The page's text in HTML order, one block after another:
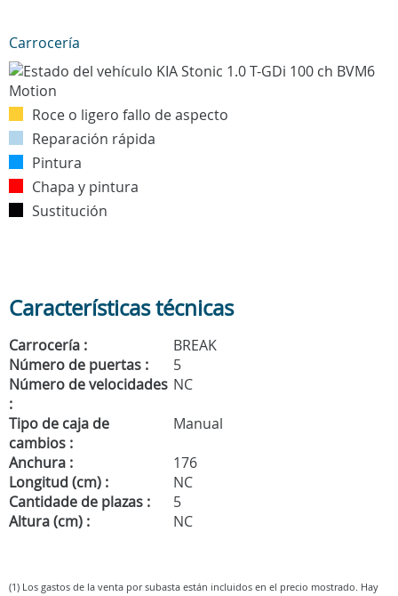
Carrocería
Roce o ligero fallo de aspecto
Reparación rápida
Pintura
Chapa y pintura
Sustitución
Características técnicas
Carrocería :
BREAK
Número de puertas :
5
Número de velocidades
:
NC
Tipo de caja de
cambios :
Manual
Anchura :
176
Longitud (cm) :
NC
Cantidade de plazas :
5
Altura (cm) :
NC
(1) Los gastos de la venta por subasta están incluidos en el precio mostrado. Hay